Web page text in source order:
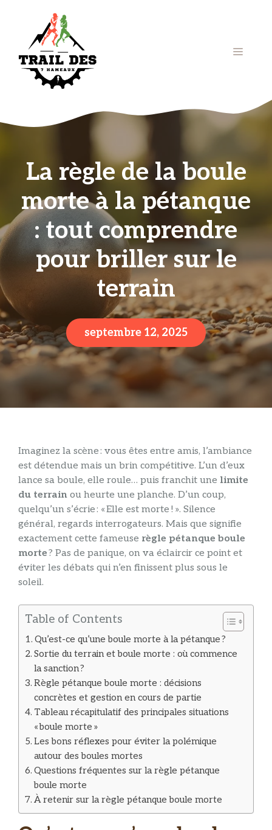
contenu
Menu
La règle de la boule
morte à la pétanque
: tout comprendre
pour briller sur le
terrain
septembre 12, 2025
Imaginez la scène : vous êtes entre amis, l’ambiance
est détendue mais un brin compétitive. L’un d’eux
lance sa boule, elle roule… puis franchit une limite
du terrain ou heurte une planche. D’un coup,
quelqu’un s’écrie : « Elle est morte ! ». Silence
général, regards interrogateurs. Mais que signifie
exactement cette fameuse règle pétanque boule
morte? Pas de panique, on va éclaircir ce point et
éviter les débats qui n’en finissent plus sous le
soleil.
Table of Contents
Qu’est-ce qu’une boule morte à la pétanque ?
Sortie du terrain et boule morte : où commence
la sanction ?
Règle pétanque boule morte : décisions
concrètes et gestion en cours de partie
Tableau récapitulatif des principales situations
« boule morte »
Les bons réflexes pour éviter la polémique
autour des boules mortes
Questions fréquentes sur la règle pétanque
boule morte
À retenir sur la règle pétanque boule morte